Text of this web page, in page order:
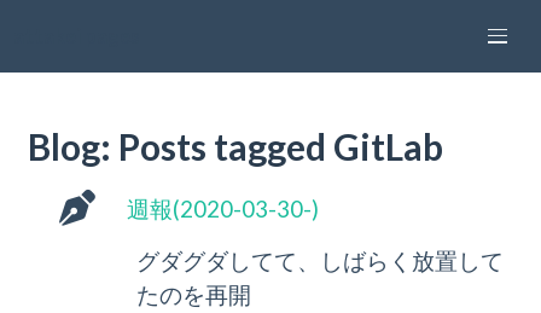
Blog: Posts tagged GitLab
週報(2020-03-30-)
グダグダしてて、しばらく放置して
たのを再開